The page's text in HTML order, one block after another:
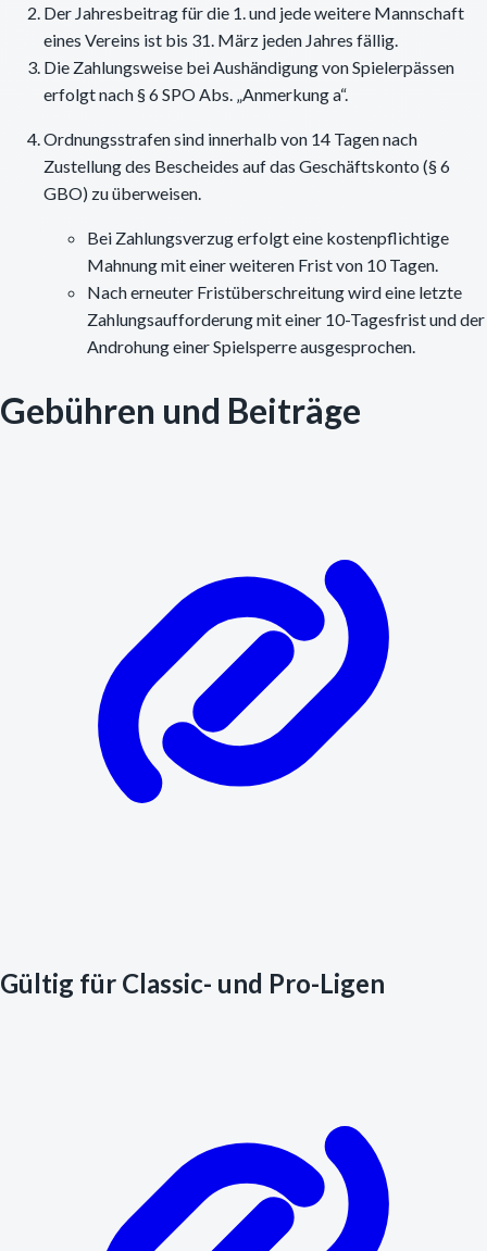
Der Jahresbeitrag für die 1. und jede weitere Mannschaft
eines Vereins ist bis 31. März jeden Jahres fällig.
Die Zahlungsweise bei Aushändigung von Spielerpässen
erfolgt nach § 6 SPO Abs. „Anmerkung a“.
Ordnungsstrafen sind innerhalb von 14 Tagen nach
Zustellung des Bescheides auf das Geschäftskonto (§ 6
GBO) zu überweisen.
Bei Zahlungsverzug erfolgt eine kostenpflichtige
Mahnung mit einer weiteren Frist von 10 Tagen.
Nach erneuter Fristüberschreitung wird eine letzte
Zahlungsaufforderung mit einer 10-Tagesfrist und der
Androhung einer Spielsperre ausgesprochen.
Gebühren und Beiträge
Gültig für Classic- und Pro-Ligen